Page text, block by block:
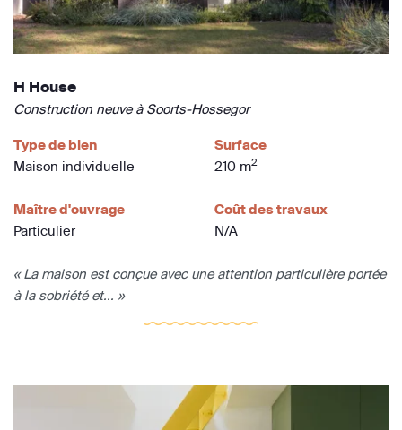
H House
Construction neuve à Soorts-Hossegor
Type de bien
Maison individuelle
Surface
210 m2
Maître d'ouvrage
Particulier
Coût des travaux
N/A
« La maison est conçue avec une attention particulière portée
à la sobriété et... »